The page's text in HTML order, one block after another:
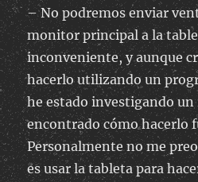
– No podremos enviar
monitor principal a la
inconveniente, y aunque
hacerlo utilizando un
he estado investigando un
encontrado cómo hacerlo
Personalmente no me
es usar la tableta para